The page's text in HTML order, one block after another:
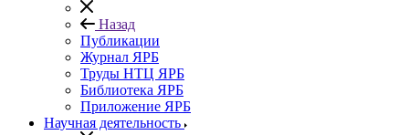
Назад
Публикации
Журнал ЯРБ
Труды НТЦ ЯРБ
Библиотека ЯРБ
Приложение ЯРБ
Научная деятельность